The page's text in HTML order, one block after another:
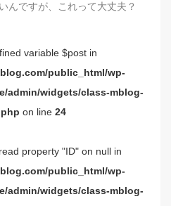
んですが、これって大丈夫？
variable $post in
public_html/wp-
admin/widgets/class-mblog-
on line 24
property "ID" on null in
public_html/wp-
admin/widgets/class-mblog-